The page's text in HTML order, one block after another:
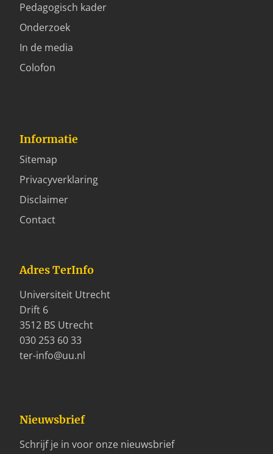
Pedagogisch kader
Onderzoek
In de media
Colofon
Informatie
Sitemap
Privacyverklaring
Disclaimer
Contact
Adres TerInfo
Universiteit Utrecht
Drift 6
3512 BS Utrecht
030 253 60 33
ter-info@uu.nl
Nieuwsbrief
Schrijf je in voor onze nieuwsbrief